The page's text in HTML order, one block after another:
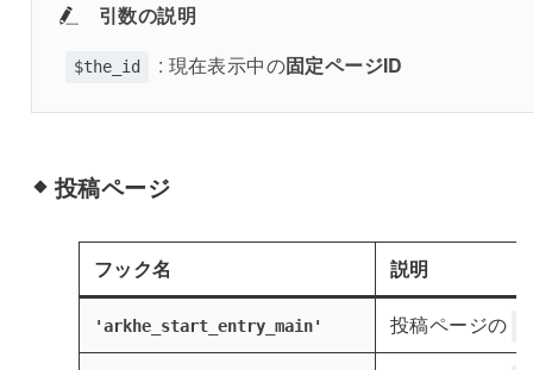
引数の説明
$the_id : 現在表示中の固定ページID
投稿ページ
フック名 説明
'arkhe_start_entry_main' 投稿ページの